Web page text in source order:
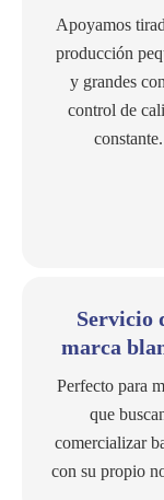
Apoyamos
producción
y grandes
control de
constante.
Servicio
marca
Perfecto para
que
comercializar
con su propio